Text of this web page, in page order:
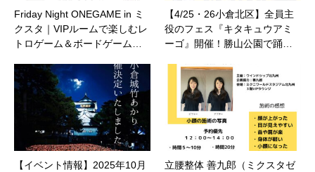
Friday Night ONEGAME in ミ
クスタ｜VIPルームで楽しむレ
トロゲーム＆ボードゲーム…
【4/25・26小倉北区】全員主
役のフェス『キタキュウアミ
ーゴ』開催！勝山公園で踊…
【イベント情報】2025年10月
立腰整体 善九郎（ミクスタゼ